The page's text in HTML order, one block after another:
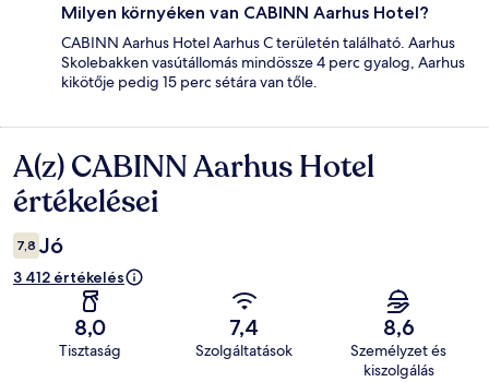
Milyen környéken van CABINN Aarhus Hotel?
CABINN Aarhus Hotel Aarhus C területén található. Aarhus
Skolebakken vasútállomás mindössze 4 perc gyalog, Aarhus
kikötője pedig 15 perc sétára van tőle.
Értékelések
A(z) CABINN Aarhus Hotel
értékelései
7,8 Jó
3 412 értékelés
8,0
Tisztaság
7,4
Szolgáltatások
8,6
Személyzet és
kiszolgálás